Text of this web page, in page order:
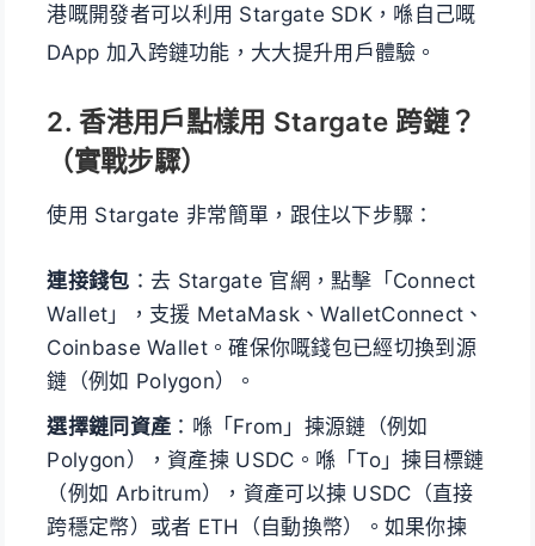
港嘅開發者可以利用 Stargate SDK，喺自己嘅
DApp 加入跨鏈功能，大大提升用戶體驗。
2. 香港用戶點樣用 Stargate 跨鏈？
（實戰步驟）
使用 Stargate 非常簡單，跟住以下步驟：
連接錢包 ：去 Stargate 官網，點擊「Connect
Wallet」，支援 MetaMask、WalletConnect、
Coinbase Wallet。確保你嘅錢包已經切換到源
鏈（例如 Polygon）。
選擇鏈同資產 ：喺「From」揀源鏈（例如
Polygon），資產揀 USDC。喺「To」揀目標鏈
（例如 Arbitrum），資產可以揀 USDC（直接
跨穩定幣）或者 ETH（自動換幣）。如果你揀